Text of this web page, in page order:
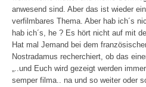
anwesend sind. Aber das ist wieder
verfilmbares Thema. Aber hab ich´s
hab ich´s, he ? Es hört nicht auf mit
Hat mal Jemand bei dem
Nostradamus recherchiert, ob das
„..und Euch wird gezeigt werden
semper filma.. na und so weiter oder